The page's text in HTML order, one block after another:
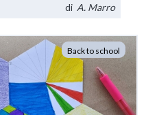
di A. Marro
Back to school